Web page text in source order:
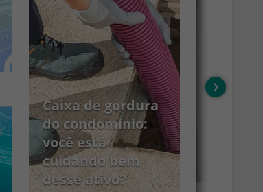
Caixa de gordura
do condomínio:
você está
cuidando bem
desse ativo?
›